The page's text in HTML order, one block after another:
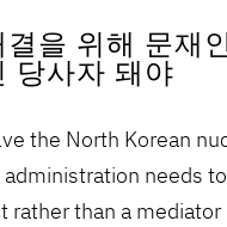
을 위해 문재
당사자 돼야
the North Korean
needs
rather than a mediator